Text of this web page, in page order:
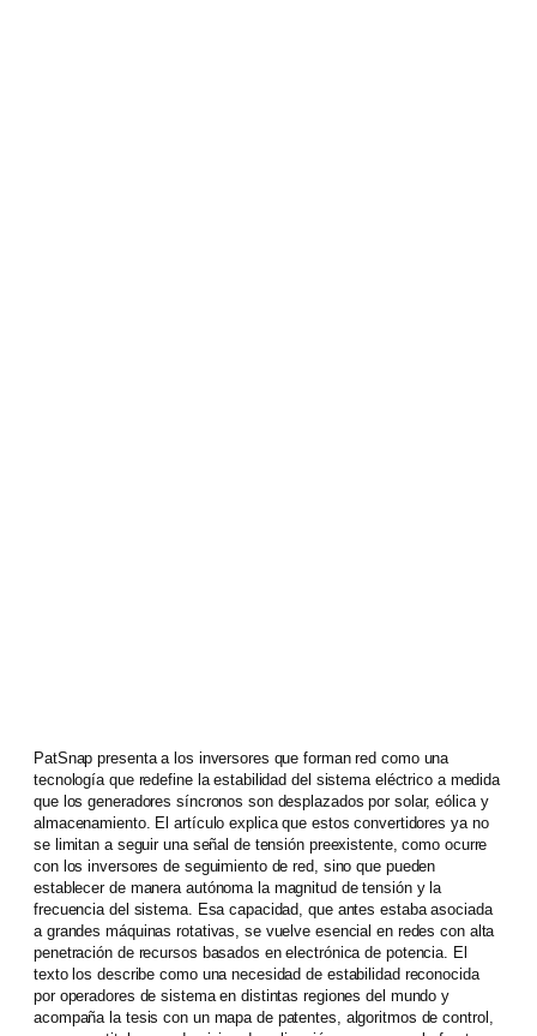
PatSnap presenta a los inversores que forman red como una
tecnología que redefine la estabilidad del sistema eléctrico a medida
que los generadores síncronos son desplazados por solar, eólica y
almacenamiento. El artículo explica que estos convertidores ya no
se limitan a seguir una señal de tensión preexistente, como ocurre
con los inversores de seguimiento de red, sino que pueden
establecer de manera autónoma la magnitud de tensión y la
frecuencia del sistema. Esa capacidad, que antes estaba asociada
a grandes máquinas rotativas, se vuelve esencial en redes con alta
penetración de recursos basados en electrónica de potencia. El
texto los describe como una necesidad de estabilidad reconocida
por operadores de sistema en distintas regiones del mundo y
acompaña la tesis con un mapa de patentes, algoritmos de control,